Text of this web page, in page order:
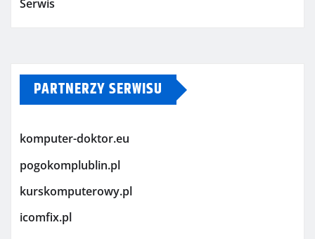
Serwis
PARTNERZY SERWISU
komputer-doktor.eu
pogokomplublin.pl
kurskomputerowy.pl
icomfix.pl